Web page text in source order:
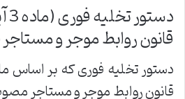
قانون روابط موجر و مستاجر 1376)